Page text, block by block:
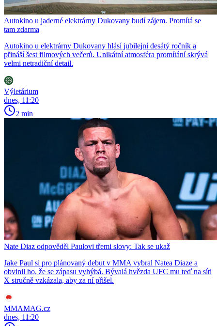
Autokino u jaderné elektrárny Dukovany budí zájem. Promítá se
tam zdarma
Autokino u elektrárny Dukovany hlásí jubilejní desátý ročník a
přináší šest filmových večerů. Unikátní atmosféra promítání skrývá
velmi netradiční detail.
Výletárium
dnes, 11:20
2 min
Nate Diaz odpověděl Paulovi třemi slovy: Tak se ukaž
Jake Paul si pro plánovaný debut v MMA vybral Natea Diaze a
obvinil ho, že se zápasu vyhýbá. Bývalá hvězda UFC mu teď na síti
X stručně vzkázala, aby za ní přišel.
MMAMAG.cz
dnes, 11:20